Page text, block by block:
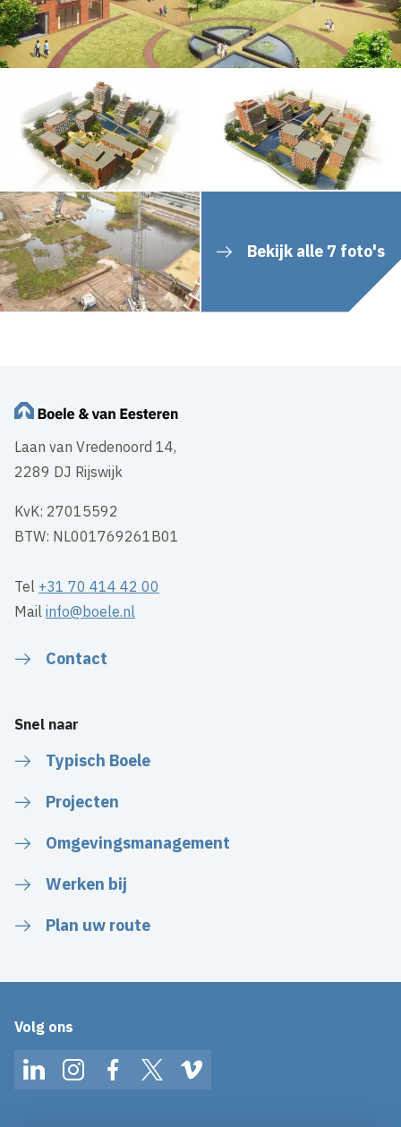
Bekijk alle 7 foto's
Laan van Vredenoord 14,
2289 DJ Rijswijk
KvK: 27015592
BTW: NL001769261B01
Tel +31 70 414 42 00
Mailinfo@boele.nl
Contact
Snel naar
Typisch Boele
Projecten
Omgevingsmanagement
Werken bij
Plan uw route
Volg ons
LinkedInInstagramFacebookTwitterVimeo